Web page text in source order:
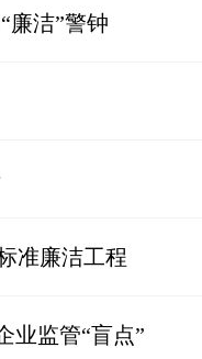
廉洁”警钟
准廉洁工程
业监管“盲点”